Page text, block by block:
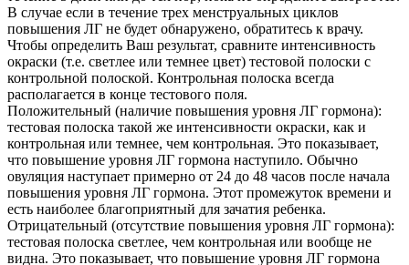
В случае если в течение трех менструальных циклов
повышения ЛГ не будет обнаружено, обратитесь к врачу.
Чтобы определить Ваш результат, сравните интенсивность
окраски (т.е. светлее или темнее цвет) тестовой полоски с
контрольной полоской. Контрольная полоска всегда
располагается в конце тестового поля.
Положительный (наличие повышения уровня ЛГ гормона):
тестовая полоска такой же интенсивности окраски, как и
контрольная или темнее, чем контрольная. Это показывает,
что повышение уровня ЛГ гормона наступило. Обычно
овуляция наступает примерно от 24 до 48 часов после начала
повышения уровня ЛГ гормона. Этот промежуток времени и
есть наиболее благоприятный для зачатия ребенка.
Отрицательный (отсутствие повышения уровня ЛГ гормона):
тестовая полоска светлее, чем контрольная или вообще не
видна. Это показывает, что повышение уровня ЛГ гормона